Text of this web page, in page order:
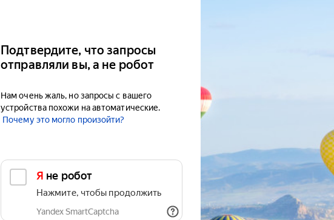
Подтвердите, что запросы
отправляли вы, а не робот
Нам очень жаль, но запросы с вашего
устройства похожи на автоматические.
Почему это могло произойти?
Я не робот
Нажмите, чтобы продолжить
Yandex SmartCaptcha